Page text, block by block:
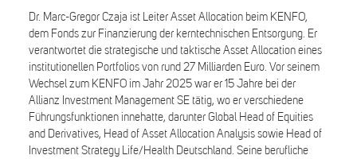
Dr. Marc-Gregor Czaja ist Leiter Asset Allocation beim KENFO,
dem Fonds zur Finanzierung der kerntechnischen Entsorgung. Er
verantwortet die strategische und taktische Asset Allocation eines
institutionellen Portfolios von rund 27 Milliarden Euro. Vor seinem
Wechsel zum KENFO im Jahr 2025 war er 15 Jahre bei der
Allianz Investment Management SE tätig, wo er verschiedene
Führungsfunktionen innehatte, darunter Global Head of Equities
and Derivatives, Head of Asset Allocation Analysis sowie Head of
Investment Strategy Life/Health Deutschland. Seine berufliche